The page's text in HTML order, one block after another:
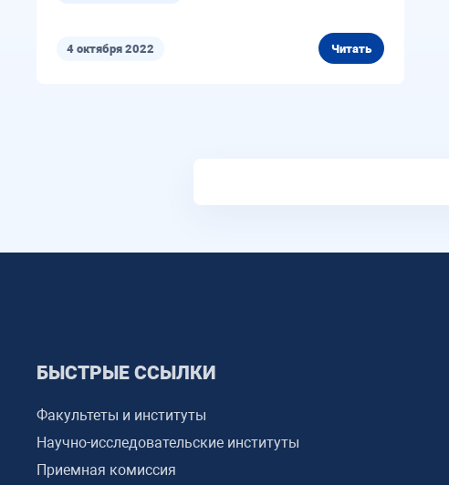
4 октября 2022 Читать
БЫСТРЫЕ ССЫЛКИ
Факультеты и институты
Научно-исследовательские институты
Приемная комиссия